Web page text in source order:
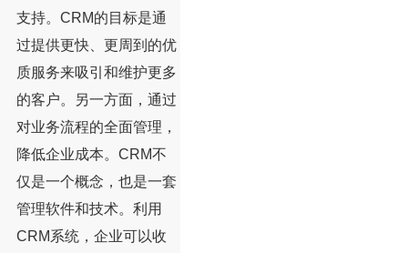
支持。CRM的目标是通
过提供更快、更周到的优
质服务来吸引和维护更多
的客户。另一方面，通过
对业务流程的全面管理，
降低企业成本。CRM不
仅是一个概念，也是一套
管理软件和技术。利用
CRM系统，企业可以收